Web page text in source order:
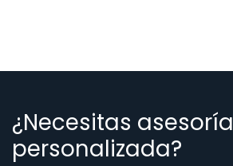
¿Necesitas asesoría
personalizada?